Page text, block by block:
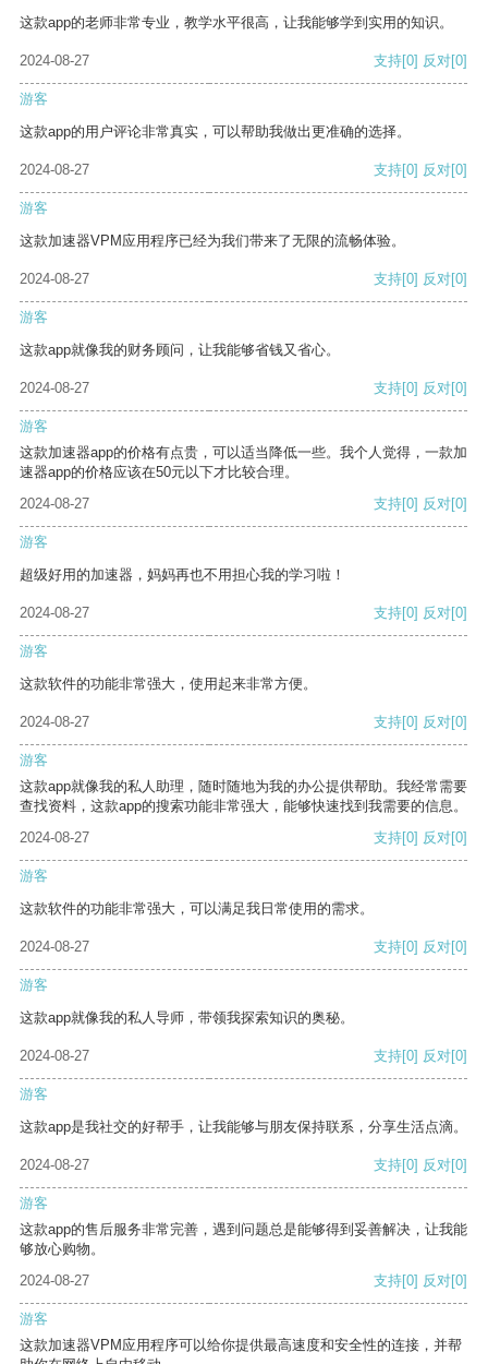
这款app的老师非常专业，教学水平很高，让我能够学到实用的知识。
2024-08-27 支持[0] 反对[0]
游客
这款app的用户评论非常真实，可以帮助我做出更准确的选择。
2024-08-27 支持[0] 反对[0]
游客
这款加速器VPM应用程序已经为我们带来了无限的流畅体验。
2024-08-27 支持[0] 反对[0]
游客
这款app就像我的财务顾问，让我能够省钱又省心。
2024-08-27 支持[0] 反对[0]
游客
这款加速器app的价格有点贵，可以适当降低一些。我个人觉得，一款加
速器app的价格应该在50元以下才比较合理。
2024-08-27
支持[0] 反对[0]
游客
超级好用的加速器，妈妈再也不用担心我的学习啦！
2024-08-27 支持[0] 反对[0]
游客
这款软件的功能非常强大，使用起来非常方便。
2024-08-27 支持[0] 反对[0]
游客
这款app就像我的私人助理，随时随地为我的办公提供帮助。我经常需要
查找资料，这款app的搜索功能非常强大，能够快速找到我需要的信息。
2024-08-27
支持[0] 反对[0]
游客
这款软件的功能非常强大，可以满足我日常使用的需求。
2024-08-27 支持[0] 反对[0]
游客
这款app就像我的私人导师，带领我探索知识的奥秘。
2024-08-27 支持[0] 反对[0]
游客
这款app是我社交的好帮手，让我能够与朋友保持联系，分享生活点滴。
2024-08-27 支持[0] 反对[0]
游客
这款app的售后服务非常完善，遇到问题总是能够得到妥善解决，让我能
够放心购物。
2024-08-27
支持[0] 反对[0]
游客
这款加速器VPM应用程序可以给你提供最高速度和安全性的连接，并帮